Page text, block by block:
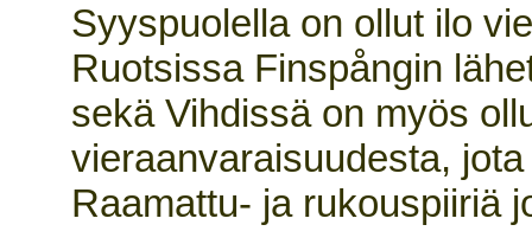
Syyspuolella on ollut ilo
Ruotsissa Finspångin
sekä Vihdissä on myös
vieraanvaraisuudesta,
Raamattu- ja rukouspiiriä